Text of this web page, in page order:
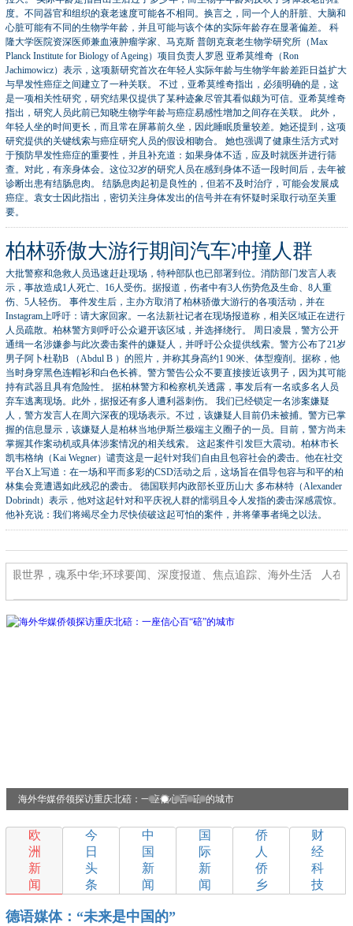
度。不同器官和组织的衰老速度可能各不相同。换言之，同一个人的肝脏、大脑和
心脏可能有不同的生物学年龄，并且可能与该个体的实际年龄存在显著偏差。 科
隆大学医院资深医师兼血液肿瘤学家、马克斯 普朗克衰老生物学研究所（Max
Planck Institute for Biology of Ageing）项目负责人罗恩 亚希莫维奇（Ron
Jachimowicz）表示，这项新研究首次在年轻人实际年龄与生物学年龄差距日益扩大
与早发性癌症之间建立了一种关联。 不过，亚希莫维奇指出，必须明确的是，这
是一项相关性研究，研究结果仅提供了某种迹象尽管其看似颇为可信。亚希莫维奇
指出，研究人员此前已知晓生物学年龄与癌症易感性增加之间存在关联。 此外，
年轻人坐的时间更长，而且常在屏幕前久坐，因此睡眠质量较差。她还提到，这项
研究提供的关键线索与癌症研究人员的假设相吻合。 她也强调了健康生活方式对
于预防早发性癌症的重要性，并且补充道：如果身体不适，应及时就医并进行筛
查。对此，有亲身体会。这位32岁的研究人员在感到身体不适一段时间后，去年被
诊断出患有结肠息肉。 结肠息肉起初是良性的，但若不及时治疗，可能会发展成
癌症。袁女士因此指出，密切关注身体发出的信号并在有怀疑时采取行动至关重
要。
柏林骄傲大游行期间汽车冲撞人群
大批警察和急救人员迅速赶赴现场，特种部队也已部署到位。消防部门发言人表
示，事故造成1人死亡、16人受伤。据报道，伤者中有3人伤势危及生命、8人重
伤、5人轻伤。 事件发生后，主办方取消了柏林骄傲大游行的各项活动，并在
Instagram上呼吁：请大家回家。一名法新社记者在现场报道称，相关区域正在进行
人员疏散。柏林警方则呼吁公众避开该区域，并选择绕行。 周日凌晨，警方公开
通缉一名涉嫌参与此次袭击案件的嫌疑人，并呼吁公众提供线索。警方公布了21岁
男子阿卜杜勒B （Abdul B ）的照片，并称其身高约1 90米、体型瘦削。据称，他
当时身穿黑色连帽衫和白色长裤。警方警告公众不要直接接近该男子，因为其可能
持有武器且具有危险性。 据柏林警方和检察机关透露，事发后有一名或多名人员
弃车逃离现场。此外，据报还有多人遭利器刺伤。 我们已经锁定一名涉案嫌疑
人，警方发言人在周六深夜的现场表示。不过，该嫌疑人目前仍未被捕。 ​警方已掌
握的信息显示，该嫌疑人是柏林当地伊斯兰极端主义圈子的一员。目前，警方尚未
掌握其作案动机或具体涉案情况的相关线索。 这起案件引发巨大震动。柏林市长
凯韦格纳（Kai Wegner）谴责这是一起针对我们自由且包容社会的袭击。他在社交
平台X上写道：在一场和平而多彩的CSD活动之后，这场旨在倡导包容与和平的柏
林集会竟遭遇如此残忍的袭击。 德国联邦内政部长亚历山大 多布林特（Alexander
Dobrindt）表示，他对这起针对和平庆祝人群的懦弱且令人发指的袭击深感震惊。
他补充说：我们将竭尽全力尽快侦破这起可怕的案件，并将肇事者绳之以法。
世界，魂系中华;环球要闻、深度报道、焦点追踪、海外生活 人在
海外华媒侨领探访重庆北碚：一座信心百“碚”的城市
欧
洲
新
闻
今
日
头
条
中
国
新
闻
国
际
新
闻
侨
人
侨
乡
财
经
科
技
德语媒体：“未来是中国的”